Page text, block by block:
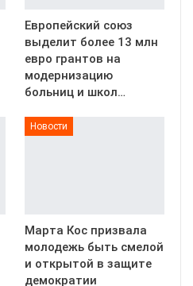
Европейский союз
выделит более 13 млн
евро грантов на
модернизацию
больниц и школ…
Новости
Марта Кос призвала
молодежь быть смелой
и открытой в защите
демократии